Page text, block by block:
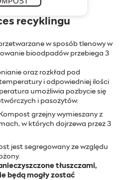
recyklingu
w sposób tlenowy w
bioodpadów przebiega 3
oraz rozkład pod
i odpowiedniej ilości
umożliwia pozbycie się
i pasożytów.
Kompost grzejny wymieszany z
w których dojrzewa przez 3
jest segregowany ze względu
tłuszczami,
będą mogły zostać